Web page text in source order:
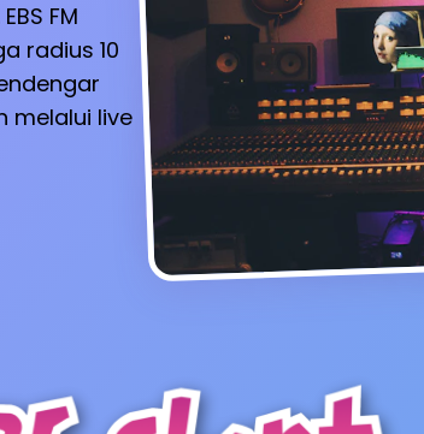
FM
radius 10
melalui live